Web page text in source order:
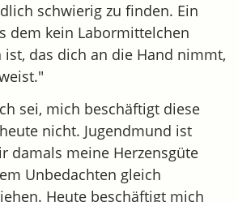
schwierig zu finden. Ein
dem kein Labormittelchen
das dich an die Hand nimmt,
sei, mich beschäftigt diese
nicht. Jugendmund ist
damals meine Herzensgüte
Unbedachten gleich
Heute beschäftigt mich